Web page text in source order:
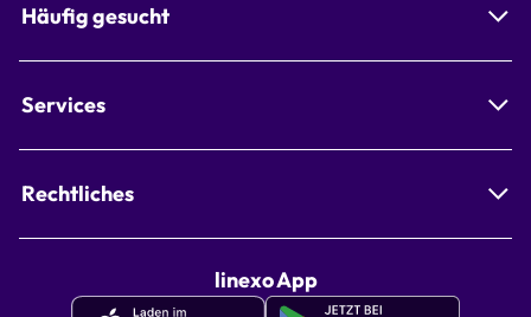
Häufig gesucht
Services
Rechtliches
linexo App